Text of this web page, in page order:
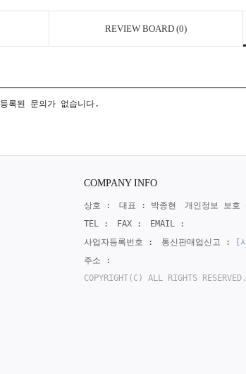
REVIEW BOARD (0)
등록된 문의가 없습니다.
COMPANY INFO
상호 : 대표 : 박종현
개인정보 보호
TEL :
FAX :
EMAIL :
사업자등록번호 :
통신판매업신고 :
[
주소 :
COPYRIGHT(C) ALL RIGHTS RESERVED.